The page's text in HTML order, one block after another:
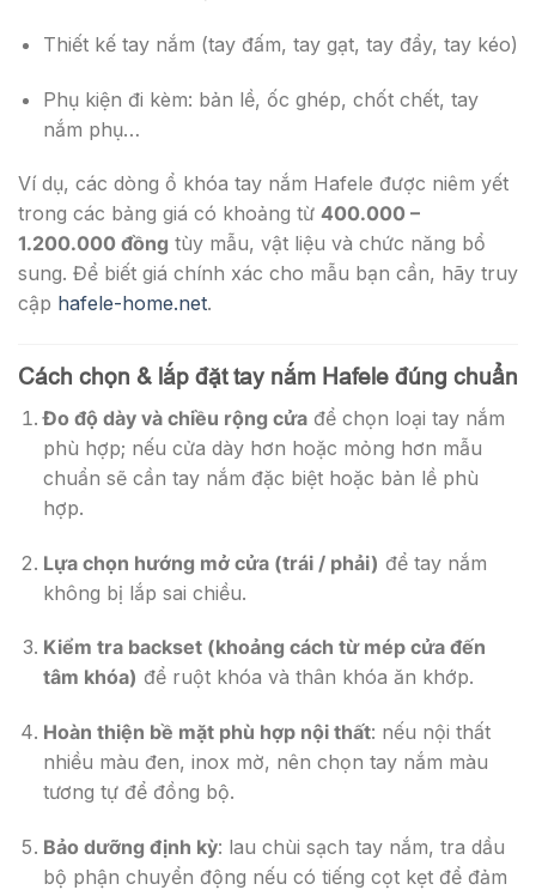
Thiết kế tay nắm (tay đấm, tay gạt, tay đẩy, tay kéo)
Phụ kiện đi kèm: bản lề, ốc ghép, chốt chết, tay
nắm phụ…
Ví dụ, các dòng ổ khóa tay nắm Hafele được niêm yết
trong các bảng giá có khoảng từ 400.000 –
1.200.000 đồng tùy mẫu, vật liệu và chức năng bổ
sung. Để biết giá chính xác cho mẫu bạn cần, hãy truy
cập hafele-home.net.
Cách chọn & lắp đặt tay nắm Hafele đúng chuẩn
Đo độ dày và chiều rộng cửađể chọn loại tay nắm
phù hợp; nếu cửa dày hơn hoặc mỏng hơn mẫu
chuẩn sẽ cần tay nắm đặc biệt hoặc bản lề phù
hợp.
Lựa chọn hướng mở cửa (trái / phải) để tay nắm
không bị lắp sai chiều.
Kiểm tra backset (khoảng cách từ mép cửa đến
tâm khóa) để ruột khóa và thân khóa ăn khớp.
Hoàn thiện bề mặt phù hợp nội thất: nếu nội thất
nhiều màu đen, inox mờ, nên chọn tay nắm màu
tương tự để đồng bộ.
Bảo dưỡng định kỳ: lau chùi sạch tay nắm, tra dầu
bộ phận chuyển động nếu có tiếng cọt kẹt để đảm